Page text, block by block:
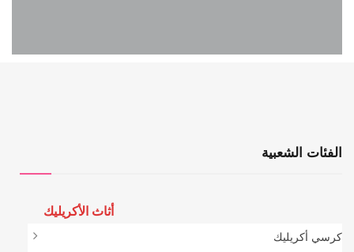
الفئات الشعبية
أثاث الأكريليك
كرسي أكريليك